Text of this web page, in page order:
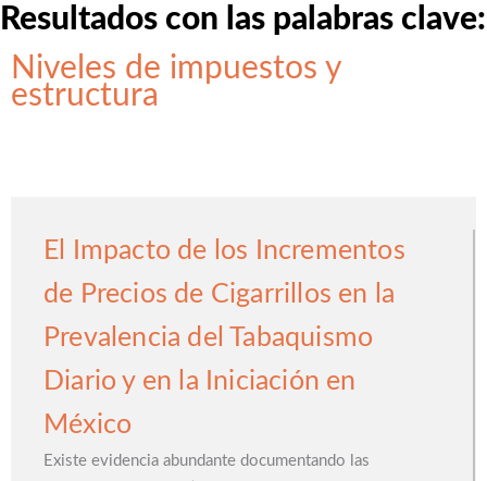
Resultados con las palabras clave:
Niveles de impuestos y
estructura
El Impacto de los Incrementos
de Precios de Cigarrillos en la
Prevalencia del Tabaquismo
Diario y en la Iniciación en
México
Existe evidencia abundante documentando las